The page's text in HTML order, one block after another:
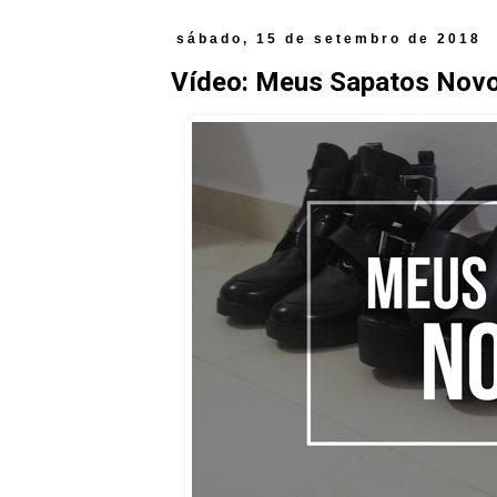
sábado, 15 de setembro de 2018
Vídeo: Meus Sapatos